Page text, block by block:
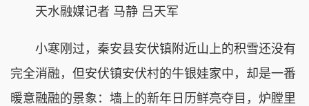
天水融媒记者 马静 吕天军
小寒刚过，秦安县安伏镇附近山上的积雪还没有
完全消融，但安伏镇安伏村的牛银娃家中，却是一番
暖意融融的景象：墙上的新年日历鲜亮夺目，炉膛里